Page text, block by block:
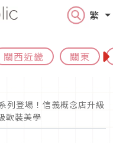
繁
關西近畿 關東
列登場！信義概念店升級
軟裝美學